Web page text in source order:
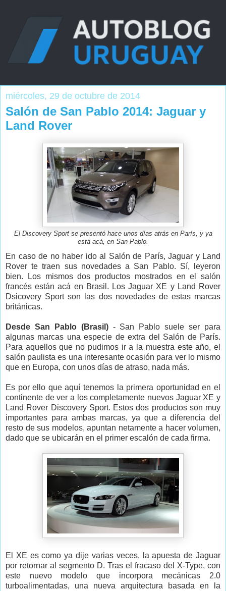
miércoles, 29 de octubre de 2014
Salón de San Pablo 2014: Jaguar y
Land Rover
El Discovery Sport se presentó hace unos días atrás en París, y ya
está acá, en San Pablo.
En caso de no haber ido al Salón de París, Jaguar y Land
Rover te traen sus novedades a San Pablo. Sí, leyeron
bien. Los mismos dos productos mostrados en el salón
francés están acá en Brasil. Los Jaguar XE y Land Rover
Dsicovery Sport son las dos novedades de estas marcas
británicas.
Desde San Pablo (Brasil)- San Pablo suele ser para
algunas marcas una especie de extra del Salón de París.
Para aquellos que no pudimos ir a la muestra este año, el
salón paulista es una interesante ocasión para ver lo mismo
que en Europa, con unos días de atraso, nada más.
Es por ello que aquí tenemos la primera oportunidad en el
continente de ver a los completamente nuevos Jaguar XE y
Land Rover Discovery Sport. Estos dos productos son muy
importantes para ambas marcas, ya que a diferencia del
resto de sus modelos, apuntan netamente a hacer volumen,
dado que se ubicarán en el primer escalón de cada firma.
El XE es como ya dije varias veces, la apuesta de Jaguar
por retornar al segmento D. Tras el fracaso del X-Type, con
este nuevo modelo que incorpora mecánicas 2.0
turboalimentadas, una nueva arquitectura basada en la